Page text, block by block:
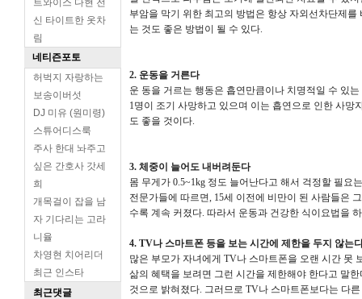
트와이스 다현 전
신 타이트한 옷차
림
네티즌포토
허벅지 자랑하는
보송이버섯
DJ 미유 (원미령)
스튜어디스룩
주사 한대 놔주고
싶은 간호사 갓세
희
개목걸이 잡을 남
자 기다리는 고라
니율
차영현 치어리더
최근 인스타
최근댓글
부암을 막기 위한 최고의 방법은 항상 자외선차단제
는 것도 좋은 방법이 될 수 있다.
2. 운동을 거른다
운 동을 거르는 행동은 흡연만큼이나 치명적일 수 있
1명이 조기 사망하고 있으며 이는 흡연으로 인한 사
도 좋을 것이다.
3. 체중이 늘어도 내버려둔다
몸 무게가 0.5~1kg 정도 늘어난다고 해서 걱정할 필
전문가들에 따르면, 15세 이전에 비만이 된 사람들은
수록 계속 커졌다. 따라서 운동과 건강한 식이요법을
4. TV나 스마트폰 등을 보는 시간에 제한을 두지 않는
많은 부모가 자녀에게 TV나 스마트폰을 오랜 시간 못
삶의 혜택을 보려면 그런 시간을 제한해야 한다고 말
것으로 밝혀졌다. 그러므로 TV나 스마트폰보다는 다